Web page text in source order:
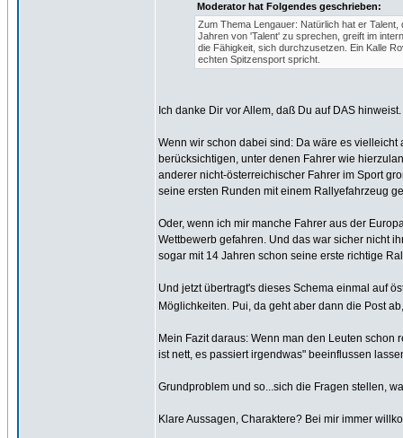
Moderator hat Folgendes geschrieben:
Zum Thema Lengauer: Natürlich hat er
Jahren von 'Talent' zu sprechen, greift im
die Fähigkeit, sich durchzusetzen. Ein Kalle
echten Spitzensport spricht.
Ich danke Dir vor Allem, daß Du auf DAS hinweist.
Wenn wir schon dabei sind: Da wäre es
berücksichtigen, unter denen Fahrer wie
anderer nicht-österreichischer Fahrer im Sport
seine ersten Runden mit einem Rallyefahrzeug
Oder, wenn ich mir manche Fahrer aus der
Wettbewerb gefahren. Und das war sicher nicht
sogar mit 14 Jahren schon seine erste richtige
Und jetzt übertragt's dieses Schema einmal auf
Möglichkeiten. Pui, da geht aber dann die Post
Mein Fazit daraus: Wenn man den Leuten
ist nett, es passiert irgendwas" beeinflussen
Grundproblem und so...sich die Fragen stellen,
Klare Aussagen, Charaktere? Bei mir immer